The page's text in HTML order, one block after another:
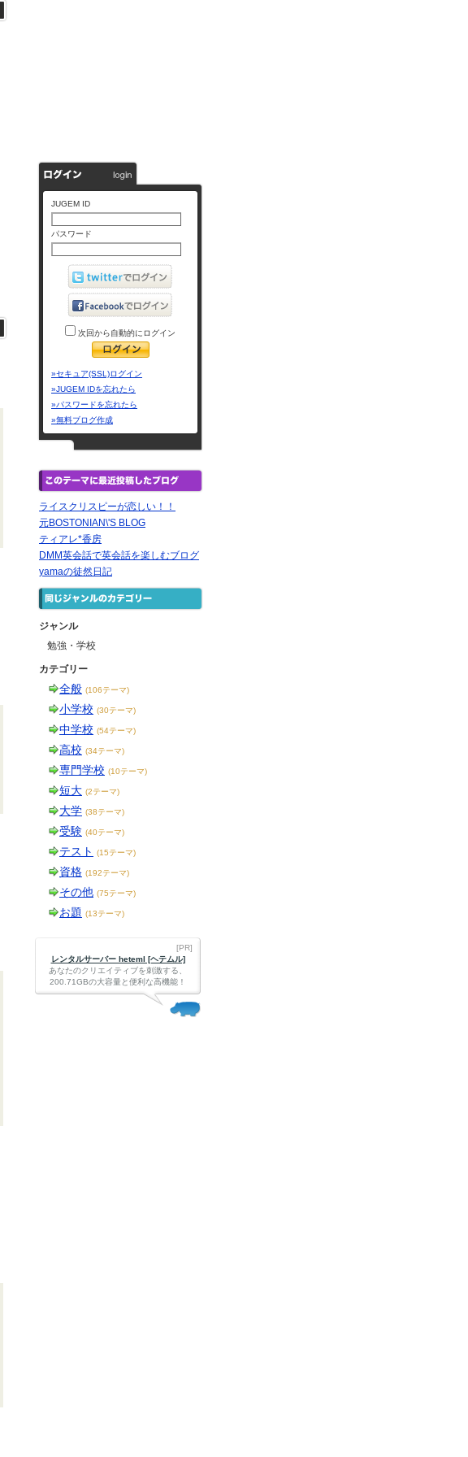
JUGEM ID
パスワード
次回から自動的にログイン
»セキュア(SSL)ログイン
»JUGEM IDを忘れたら
»パスワードを忘れたら
»無料ブログ作成
ライスクリスピーが恋しい！！
元BOSTONIAN\'S BLOG
ティアレ*香房
DMM英会話で英会話を楽しむブログ
yamaの徒然日記
ジャンル
勉強・学校
カテゴリー
全般 (106テーマ)
小学校 (30テーマ)
中学校 (54テーマ)
高校 (34テーマ)
専門学校 (10テーマ)
短大 (2テーマ)
大学 (38テーマ)
受験 (40テーマ)
テスト (15テーマ)
資格 (192テーマ)
その他 (75テーマ)
お題 (13テーマ)
[PR]
レンタルサーバー heteml [ヘテムル]
あなたのクリエイティブを刺激する、
200.71GBの大容量と便利な高機能！